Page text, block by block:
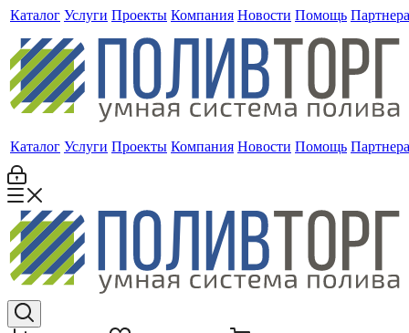
Каталог Услуги Проекты Компания Новости Помощь
Каталог Услуги Проекты Компания Новости Помощь